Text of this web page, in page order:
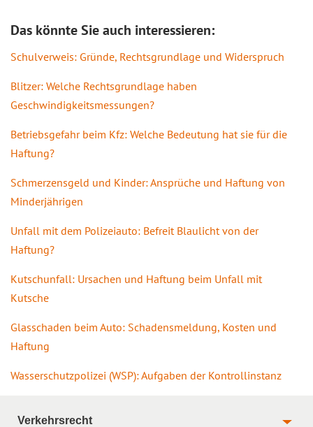
Das könnte Sie auch interessieren:
Schulverweis: Gründe, Rechtsgrundlage und Widerspruch
Blitzer: Welche Rechtsgrundlage haben
Geschwindigkeitsmessungen?
Betriebsgefahr beim Kfz: Welche Bedeutung hat sie für die
Haftung?
Schmerzensgeld und Kinder: Ansprüche und Haftung von
Minderjährigen
Unfall mit dem Polizeiauto: Befreit Blaulicht von der
Haftung?
Kutschunfall: Ursachen und Haftung beim Unfall mit
Kutsche
Glasschaden beim Auto: Schadensmeldung, Kosten und
Haftung
Wasserschutzpolizei (WSP): Aufgaben der Kontrollinstanz
Verkehrsrecht